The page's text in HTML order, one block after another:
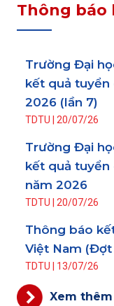
Thông
Trường Đại
kết quả
2026 (lần 7)
TDTU 20/07/26
Trường Đại
kết quả
năm 2026
TDTU 20/07/26
Thông báo
Việt Nam
TDTU 13/07/26
Xem thêm